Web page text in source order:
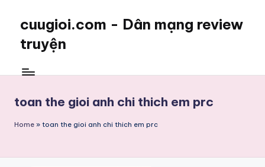
cuugioi.com - Dân mạng review
truyện
toan the gioi anh chi thich em prc
Home » toan the gioi anh chi thich em prc